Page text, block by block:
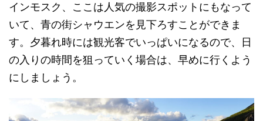
インモスク、ここは人気の撮影スポットにもなって
いて、青の街シャウエンを見下ろすことができま
す。夕暮れ時には観光客でいっぱいになるので、日
の入りの時間を狙っていく場合は、早めに行くよう
にしましょう。